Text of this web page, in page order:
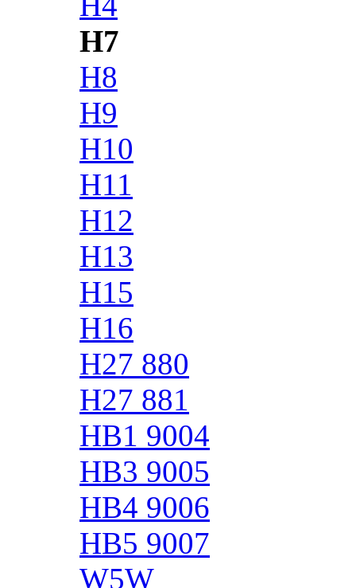
H7
H8
H9
H10
H11
H12
H13
H15
H16
H27 880
H27 881
HB1 9004
HB3 9005
HB4 9006
HB5 9007
W5W